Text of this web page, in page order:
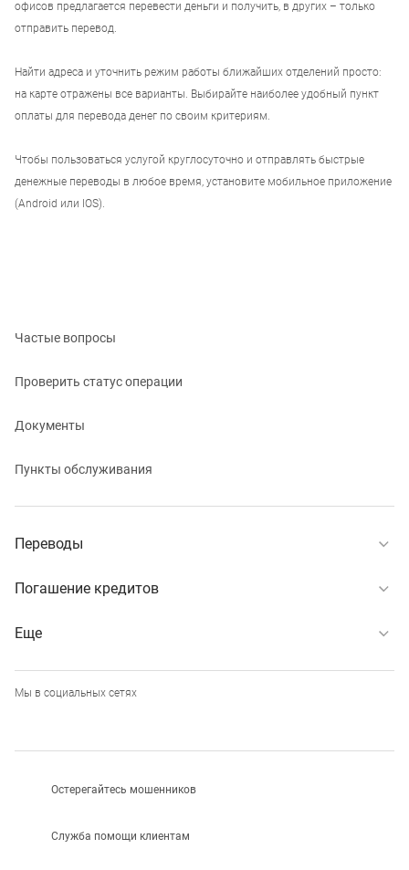
офисов предлагается перевести деньги и получить, в других – только
отправить перевод.
Найти адреса и уточнить режим работы ближайших отделений просто:
на карте отражены все варианты. Выбирайте наиболее удобный пункт
оплаты для перевода денег по своим критериям.
Чтобы пользоваться услугой круглосуточно и отправлять быстрые
денежные переводы в любое время, установите мобильное приложение
(Android или IOS).
Частые вопросы
Проверить статус операции
Документы
Пункты обслуживания
Переводы
Погашение кредитов
Еще
Мы в социальных сетях
Остерегайтесь мошенников
Служба помощи клиентам